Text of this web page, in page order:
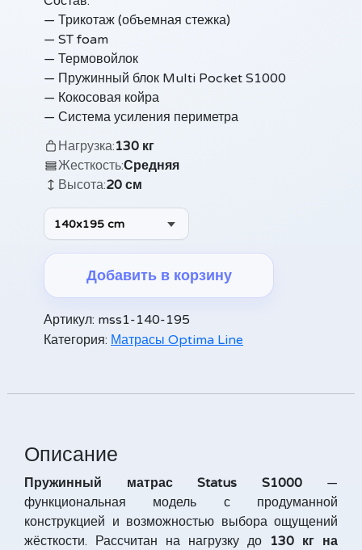
— Трикотаж (объемная стежка)
— ST foam
— Термовойлок
— Пружинный блок Multi Pocket S1000
— Кокосовая койра
— Система усиления периметра
Нагрузка:130 кг
Жесткость:Средняя
Высота:20 см
140x195 cm
Добавить в корзину
Артикул: mss1-140-195
Категория: Матрасы Optima Line
Описание
Пружинный матрас Status S1000—
функциональная модель с продуманной
конструкцией и возможностью выбора ощущений
жёсткости. Рассчитан на нагрузку до 130 кг на